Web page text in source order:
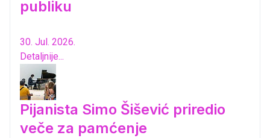
publiku
30. Jul. 2026.
Detaljnije...
Pijanista Simo Šišević priredio
veče za pamćenje